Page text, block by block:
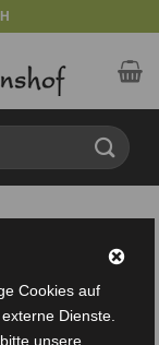
Cookies auf
Dienste.
unsere